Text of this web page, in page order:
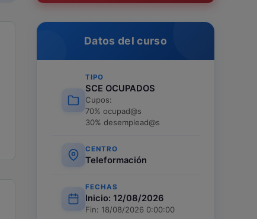
Datos del curso
TIPO
SCE OCUPADOS
Cupos:
70% ocupad@s
30% desemplead@s
CENTRO
Teleformación
FECHAS
Inicio: 12/08/2026
Fin: 18/08/2026 0:00:00